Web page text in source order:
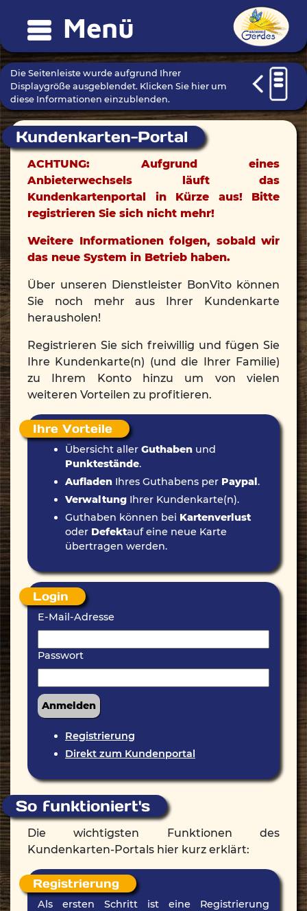
Menü
Die Seitenleiste wurde aufgrund Ihrer
Displaygröße ausgeblendet. Klicken Sie hier um
diese Informationen einzublenden.
Kundenkarten-Portal
ACHTUNG: Aufgrund eines
Anbieterwechsels läuft das
Kundenkartenportal in Kürze aus! Bitte
registrieren Sie sich nicht mehr!
Weitere Informationen folgen, sobald wir
das neue System in Betrieb haben.
Über unseren Dienstleister BonVito können
Sie noch mehr aus Ihrer Kundenkarte
herausholen!
Registrieren Sie sich freiwillig und fügen Sie
Ihre Kundenkarte(n) (und die Ihrer Familie)
zu Ihrem Konto hinzu um von vielen
weiteren Vorteilen zu profitieren.
Ihre Vorteile
Übersicht aller Guthaben und
Punktestände.
Aufladen Ihres Guthabens per Paypal.
Verwaltung Ihrer Kundenkarte(n).
Guthaben können bei Kartenverlust
oder Defektauf eine neue Karte
übertragen werden.
Login
E-Mail-Adresse
Passwort
Registrierung
Direkt zum Kundenportal
So funktioniert's
Die wichtigsten Funktionen des
Kundenkarten-Portals hier kurz erklärt:
Registrierung
Als ersten Schritt ist eine Registrierung